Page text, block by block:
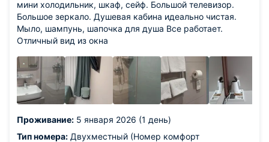
мини холодильник, шкаф, сейф. Большой телевизор.
Большое зеркало. Душевая кабина идеально чистая.
Мыло, шампунь, шапочка для душа Все работает.
Отличный вид из окна
Проживание: 5 января 2026 (1 день)
Тип номера: Двухместный (Номер комфорт